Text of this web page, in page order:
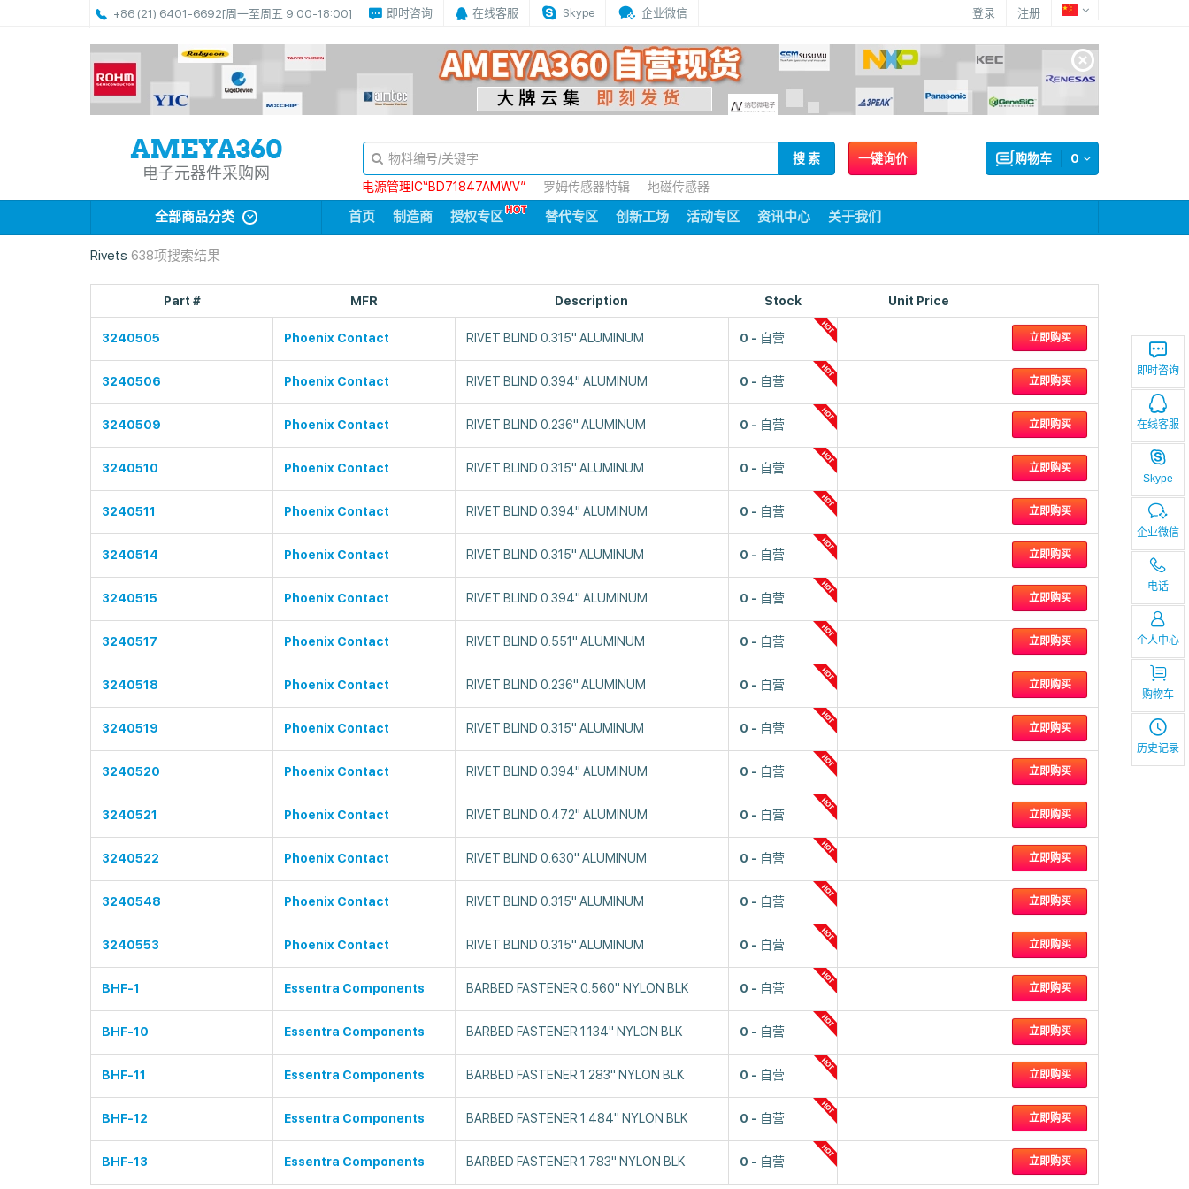
+86 (21) 6401-6692[周一至周五 9:00-18:00] 即时咨询 在线客服 Skype 企业微信 登录 注册
即时咨询
在线客服
Skype
企业微信
电话
个人中心
购物车
历史记录
电子元器件采购网
一键询价 0
购物车
搜 索
电源管理IC“BD71847AMWV”
罗姆传感器特辑 地磁传感器
全部商品分类 首页 制造商 授权专区 替代专区 创新工场 活动专区 资讯中心 关于我们
Rivets 638项搜索结果
Part # MFR Description Stock Unit Price
3240505 Phoenix Contact RIVET BLIND 0.315" ALUMINUM 0 自营 立即购买
3240506 Phoenix Contact RIVET BLIND 0.394" ALUMINUM 0 自营 立即购买
3240509 Phoenix Contact RIVET BLIND 0.236" ALUMINUM 0 自营 立即购买
3240510 Phoenix Contact RIVET BLIND 0.315" ALUMINUM 0 自营 立即购买
3240511 Phoenix Contact RIVET BLIND 0.394" ALUMINUM 0 自营 立即购买
3240514 Phoenix Contact RIVET BLIND 0.315" ALUMINUM 0 自营 立即购买
3240515 Phoenix Contact RIVET BLIND 0.394" ALUMINUM 0 自营 立即购买
3240517 Phoenix Contact RIVET BLIND 0.551" ALUMINUM 0 自营 立即购买
3240518 Phoenix Contact RIVET BLIND 0.236" ALUMINUM 0 自营 立即购买
3240519 Phoenix Contact RIVET BLIND 0.315" ALUMINUM 0 自营 立即购买
3240520 Phoenix Contact RIVET BLIND 0.394" ALUMINUM 0 自营 立即购买
3240521 Phoenix Contact RIVET BLIND 0.472" ALUMINUM 0 自营 立即购买
3240522 Phoenix Contact RIVET BLIND 0.630" ALUMINUM 0 自营 立即购买
3240548 Phoenix Contact RIVET BLIND 0.315" ALUMINUM 0 自营 立即购买
3240553 Phoenix Contact RIVET BLIND 0.315" ALUMINUM 0 自营 立即购买
BHF-1 Essentra Components BARBED FASTENER 0.560" NYLON BLK 0 自营 立即购买
BHF-10 Essentra Components BARBED FASTENER 1.134" NYLON BLK 0 自营 立即购买
BHF-11 Essentra Components BARBED FASTENER 1.283" NYLON BLK 0 自营 立即购买
BHF-12 Essentra Components BARBED FASTENER 1.484" NYLON BLK 0 自营 立即购买
BHF-13 Essentra Components BARBED FASTENER 1.783" NYLON BLK 0 自营 立即购买